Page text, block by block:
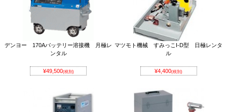
デンヨー 170Aバッテリー溶接機 月極レ
ンタル
¥49,500(税別)
マツモト機械 すみっこI-D型 日極レンタ
ル
¥4,400(税別)